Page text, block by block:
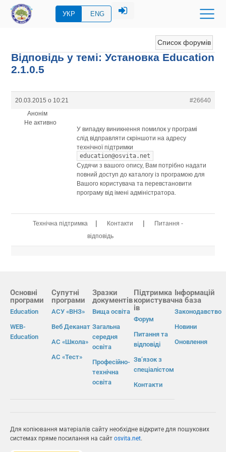
УКР ENG
Список форумів
Відповідь у темі: Установка Education
2.1.0.5
20.03.2015 о 10:21
#26640
Анонім
Не активно
У випадку виникнення помилок у програмі
слід відправляти скріншоти на адресу
технічної підтримки
education@osvita.net
Судячи з вашого опису, Вам потрібно надати
повний доступ до каталогу із програмою для
Вашого користувача та перевстановити
програму від імені адміністратора.
Технічна підтримка | Контакти |
Питання -
відповідь
Основні
програми
Education
WEB-
Education
Супутні
програми
АСУ «ВНЗ»
Веб Деканат
АС «Школа»
АС «Тест»
Зразки
документів
Вища освіта
Загальна
середня
освіта
Професійно-
технічна
освіта
Підтримка
користувач
ів
Форум
Питання та
відповіді
Зв’язок з
спеціалістом
Контакти
Інформацій
на база
Законодавство
Новини
Оновлення
Для копіювання матеріалів сайту необхідне відкрите для пошукових
системах пряме посилання на сайт osvita.net.